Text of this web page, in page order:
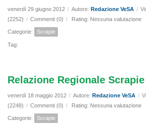
venerdì 29 giugno 2012 / Autore: Redazione VeSA /
(2252) / Commenti (0) / Rating: Nessuna valutazione
Categorie: Scrapie
Tag:
Relazione Regionale
venerdì 18 maggio 2012 / Autore: Redazione VeSA /
(2248) / Commenti (0) / Rating: Nessuna valutazione
Categorie: Scrapie